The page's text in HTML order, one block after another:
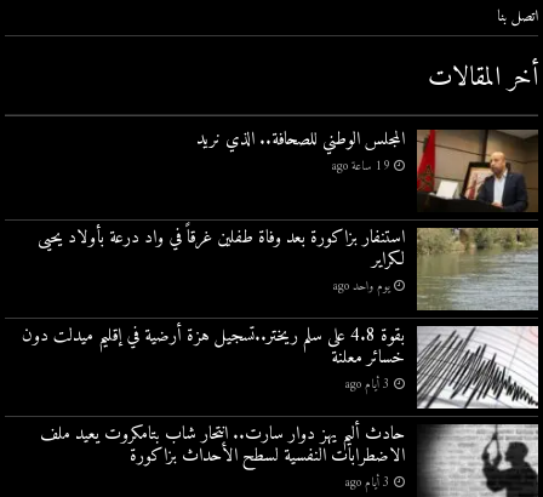
اتصل بنا
أخر المقالات
المجلس الوطني للصحافة.. الذي نريد
19 ساعة ago
استنفار بزاكورة بعد وفاة طفلين غرقاً في واد درعة بأولاد يحيى
لكراير
يوم واحد ago
بقوة 4.8 على سلم ريختر..تسجيل هزة أرضية في إقليم ميدلت دون
خسائر معلنة
3 أيام ago
حادث أليم يهز دوار سارت.. انتحار شاب بتامكروت يعيد ملف
الاضطرابات النفسية لسطح الأحداث بزاكورة
3 أيام ago